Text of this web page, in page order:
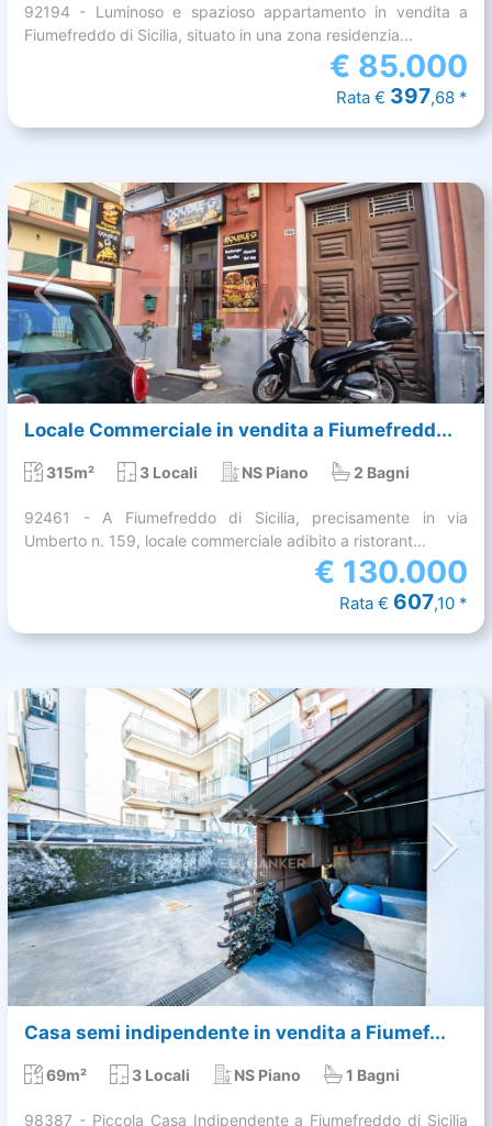
92194 - Luminoso e spazioso appartamento in vendita a
Fiumefreddo di Sicilia, situato in una zona residenzia...
€ 85.000
Rata € 397,68 *
Locale Commerciale in vendita a Fiumefredd...
315m² 3 Locali NS Piano 2 Bagni
92461 - A Fiumefreddo di Sicilia, precisamente in via
Umberto n. 159, locale commerciale adibito a ristorant...
€ 130.000
Rata € 607,10 *
Casa semi indipendente in vendita a Fiumef...
69m² 3 Locali NS Piano 1 Bagni
98387 - Piccola Casa Indipendente a Fiumefreddo di Sicilia